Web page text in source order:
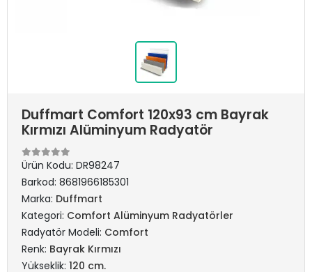
Duffmart Comfort 120x93 cm Bayrak
Kırmızı Alüminyum Radyatör
Ürün Kodu: DR98247
Barkod: 8681966185301
Marka: Duffmart
Kategori: Comfort Alüminyum Radyatörler
Radyatör Modeli: Comfort
Renk: Bayrak Kırmızı
Yükseklik: 120 cm.